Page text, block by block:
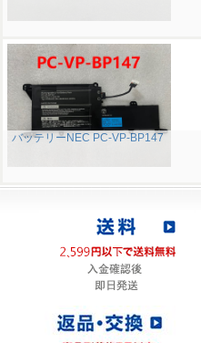
バッテリーNEC PC-VP-BP147